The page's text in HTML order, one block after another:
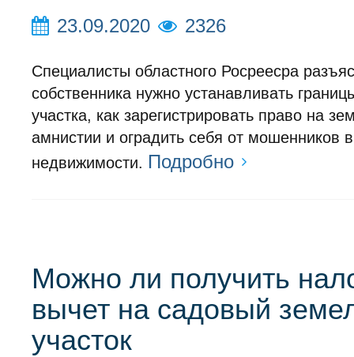
23.09.2020 2326
Специалисты областного Росреесра
собственника нужно устанавливать
участка, как зарегистрировать право на
амнистии и оградить себя от мошенников
недвижимости. Подробно
Можно ли получить
вычет на садовый
участок